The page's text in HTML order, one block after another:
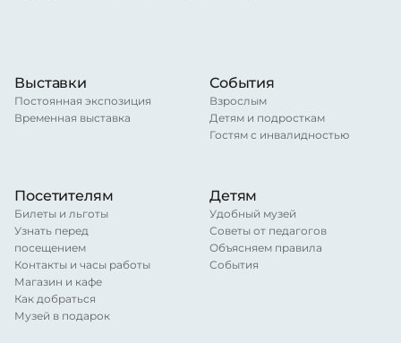
Выставки
Постоянная экспозиция
Временная выставка
События
Взрослым
Детям и подросткам
Гостям с инвалидностью
Посетителям
Билеты и льготы
Узнать перед
посещением
Контакты и часы работы
Магазин и кафе
Как добраться
Музей в подарок
Детям
Удобный музей
Советы от педагогов
Объясняем правила
События